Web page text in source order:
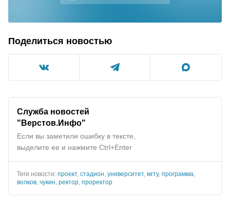
Поделиться новостью
Служба новостей
"Верстов.Инфо"
Если вы заметили ошибку в тексте,
выделите ее и нажмите Ctrl+Enter
Теги новости: проект, стадион, университет, мгту, программа,
волков, чукин, ректор, проректор